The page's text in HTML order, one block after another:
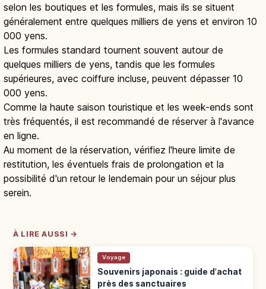
selon les boutiques et les formules, mais ils se situent
généralement entre quelques milliers de yens et environ 10
000 yens.
Les formules standard tournent souvent autour de
quelques milliers de yens, tandis que les formules
supérieures, avec coiffure incluse, peuvent dépasser 10
000 yens.
Comme la haute saison touristique et les week-ends sont
très fréquentés, il est recommandé de réserver à l'avance
en ligne.
Au moment de la réservation, vérifiez l'heure limite de
restitution, les éventuels frais de prolongation et la
possibilité d'un retour le lendemain pour un séjour plus
serein.
À LIRE AUSSI →
Voyage
Souvenirs japonais : guide d'achat
près des sanctuaires